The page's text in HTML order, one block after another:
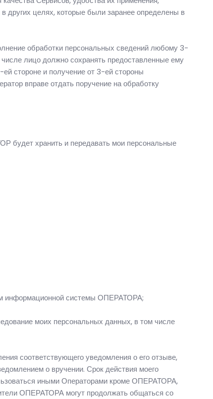
других целях, которые были заранее определены в
обработки персональных сведений любому 3-
лицо должно сохранять предоставленные ему
стороне и получение от 3-ей стороны
вправе отдать поручение на обработку
будет хранить и передавать мои персональные
информационной системы ОПЕРАТОРА;
моих персональных данных, в том числе
соответствующего уведомления о его отзыве,
о вручении. Срок действия моего
иными Операторами кроме ОПЕРАТОРА,
ОПЕРАТОРА могут продолжать общаться со